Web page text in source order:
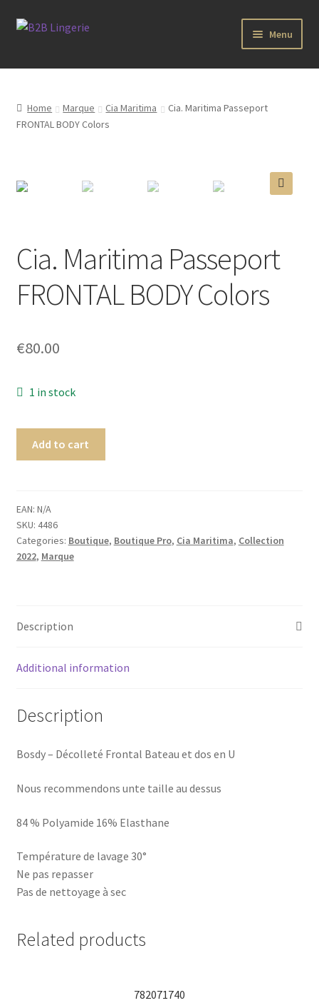
Aller
Aller
Menu
B2B Lingerie Site Officiel
Wholesale Registration Page
Boutique
Luxury Lingerie
Femme
Home Marque Cia Maritima
Cia. Maritima Passeport
FRONTAL BODY Colors
Cia. Maritima Passeport
FRONTAL BODY Colors
€80.00
1 in stock
Add to cart
EAN: N/A
SKU: 4486
Categories: Boutique, Boutique Pro, Cia Maritima, Collection
2022, Marque
Description
Additional information
Description
Bosdy – Décolleté Frontal Bateau et dos en U
Nous recommendons unte taille au dessus
84 % Polyamide 16% Elasthane
Température de lavage 30°
Ne pas repasser
Pas de nettoyage à sec
Related products
782071740